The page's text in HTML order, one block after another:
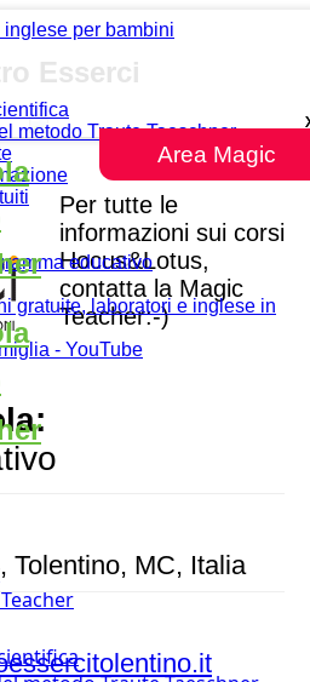
metodo Traute Taeschner
educativo
gratuite, laboratori e inglese in
- YouTube
Area Magic
Esserci
Per tutte le
informazioni sui corsi
Hocus&Lotus,
contatta la Magic
Teacher:-)
Tolentino, MC, Italia